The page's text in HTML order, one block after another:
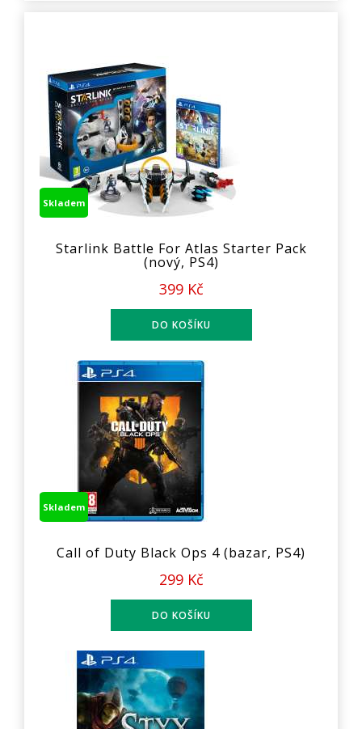
Skladem
Starlink Battle For Atlas Starter Pack
(nový, PS4)
399 Kč
Skladem
Call of Duty Black Ops 4 (bazar, PS4)
299 Kč